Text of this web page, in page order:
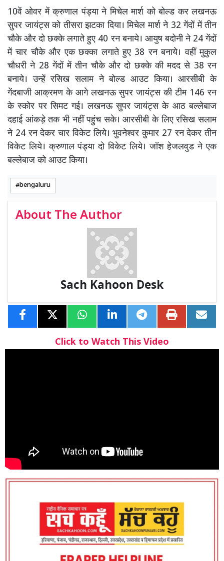
10वें ओवर में क्रुणाल पंड्या ने मिचेल मार्श को बोल्ड कर लखनऊ
सुपर जायंट्स को तीसरा झटका दिया। मिचेल मार्श ने 32 गेंदों में तीन
चौके और दो छक्के लगाते हुए 40 रन बनाये। आयुष बदोनी ने 24 गेंदों
में चार चौके और एक छक्का लगाते हुए 38 रन बनाये। वहीं मुकुल
चौधरी ने 28 गेंदों में तीन चौके और दो छक्के की मदद से 38 रन
बनाये। उन्हें रसिख सलाम ने बोल्ड आउट किया। आरसीबी के
गेंदबाजी आक्रमण के आगे लखनऊ सुपर जायंट्स की टीम 146 रन
के स्कोर पर सिमट गई। लखनऊ सुपर जायंट्स के आठ बल्लेबाज
दहाई आंकड़े तक भी नहीं पहुंच सके। आरसीबी के लिए रसिख सलाम
ने 24 रन देकर चार विकेट लिये। भुवनेश्वर कुमार 27 रन देकर तीन
विकेट लिये। क्रुणाल पंड्या दो विकेट लिये। जॉश हेजलवुड ने एक
बल्लेबाज को आउट किया।
bengaluru
About The Author
Sach Kahoon Desk
Click to Watch This Video